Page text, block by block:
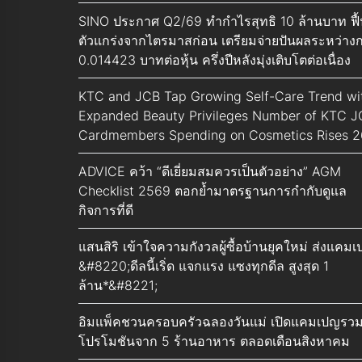
SINO ประกาศ Q2/69 ทำกำไรสุทธิ 10 ล้านบาท
ตัวแกร่งจากไตรมาสก่อน เตรียมจ่ายปันผลระหว่าง
0.014423 บาทต่อหุ้น ครึ่งปีหลังมุ่งเติบโตต่อเนื่อง
KTC and JCB Tap Growing Self-Care Trend
Expanded Beauty Privileges Number of KTC
Cardmembers Spending on Cosmetics Rises
ADVICE คว้า “ดีเยี่ยมสมควรเป็นตัวอย่าง” AGM
Checklist 2569 ตอกย้ำมาตรฐานการกำกับดูแล
กิจการที่ดี
แสนสิริ เข้าใจความกังวลผู้ซื้อบ้านยุคใหม่ ส่งแคม
&#8220;ดีลนี้เริ่ด แจกแรง แซงทุกดีล สูงสุด 1
ล้าน*&#8221;
อิมแพ็คชวนครอบครัวฉลองวันแม่ เปิดแคมเปญรวม
โปรโมชันจาก 5 ร้านอาหาร ตลอดเดือนสิงหาคม